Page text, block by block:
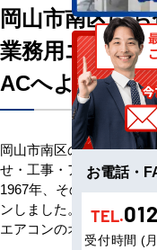
岡山市南区に
業務用エアコ
ACへようこそ
岡山市南区のお客様へ業
せ・工事・アフターサー
1967年、その信頼を基
ンしました。以来、皆様
エアコンのオンラインシ
お電話・
TEL.
受付時間 (